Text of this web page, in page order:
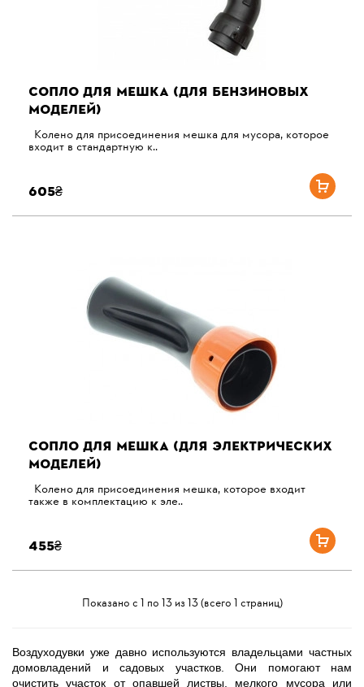
СОПЛО ДЛЯ МЕШКА (ДЛЯ БЕНЗИНОВЫХ
МОДЕЛЕЙ)
Колено для присоединения мешка для мусора, которое
входит в стандартную к..
605₴
СОПЛО ДЛЯ МЕШКА (ДЛЯ ЭЛЕКТРИЧЕСКИХ
МОДЕЛЕЙ)
Колено для присоединения мешка, которое входит
также в комплектацию к эле..
455₴
Показано с 1 по 13 из 13 (всего 1 страниц)
Воздуходувки уже давно используются владельцами частных
домовладений и садовых участков. Они помогают нам
очистить участок от опавшей листвы, мелкого мусора или